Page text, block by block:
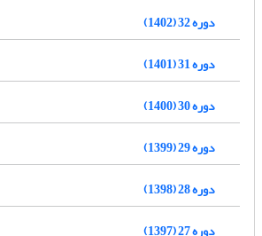
دوره 32 (1402)
دوره 31 (1401)
دوره 30 (1400)
دوره 29 (1399)
دوره 28 (1398)
دوره 27 (1397)